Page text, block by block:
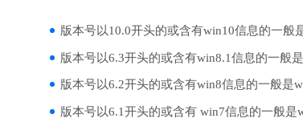
版本号以10.0开头的或含有win10信息的一般
版本号以6.3开头的或含有win8.1信息的一般
版本号以6.2开头的或含有win8信息的一般是
版本号以6.1开头的或含有 win7信息的一般是